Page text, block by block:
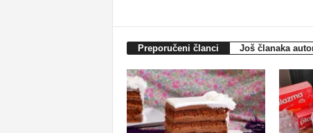
Preporučeni članci Još članaka